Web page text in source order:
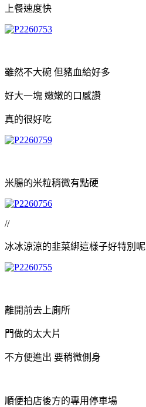
上餐速度快
雖然不大碗 但豬血給好多
好大一塊 嫩嫩的口感讚
真的很好吃
米腸的米粒稍微有點硬
//
冰冰涼涼的韭菜綁這樣子好特別呢
離開前去上廁所
門做的太大片
不方便進出 要稍微側身
順便拍店後方的專用停車場